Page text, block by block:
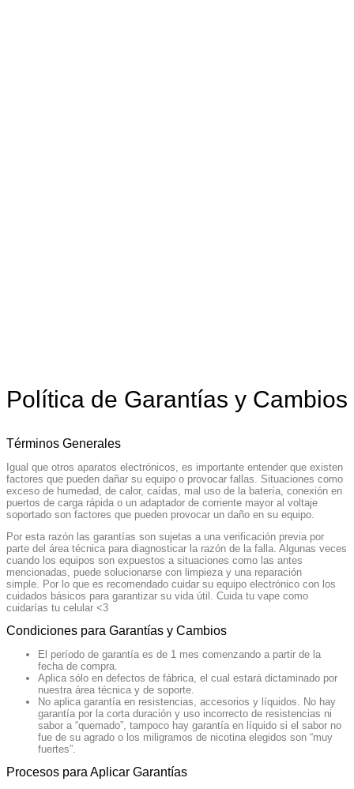
Política de Garantías y Cambios
Términos Generales
Igual que otros aparatos electrónicos, es importante entender que existen
factores que pueden dañar su equipo o provocar fallas. Situaciones como
exceso de humedad, de calor, caídas, mal uso de la batería, conexión en
puertos de carga rápida o un adaptador de corriente mayor al voltaje
soportado son factores que pueden provocar un daño en su equipo.
Por esta razón las garantías son sujetas a una verificación previa por
parte del área técnica para diagnosticar la razón de la falla. Algunas veces
cuando los equipos son expuestos a situaciones como las antes
mencionadas, puede solucionarse con limpieza y una reparación
simple. Por lo que es recomendado cuidar su equipo electrónico con los
cuidados básicos para garantizar su vida útil. Cuida tu vape como
cuidarías tu celular <3
Condiciones para Garantías y Cambios
El período de garantía es de 1 mes comenzando a partir de la
fecha de compra.
Aplica sólo en defectos de fábrica, el cual estará dictaminado por
nuestra área técnica y de soporte.
No aplica garantía en resistencias, accesorios y líquidos. No hay
garantía por la corta duración y uso incorrecto de resistencias ni
sabor a “quemado”, tampoco hay garantía en líquido si el sabor no
fue de su agrado o los miligramos de nicotina elegidos son “muy
fuertes”.
Procesos para Aplicar Garantías